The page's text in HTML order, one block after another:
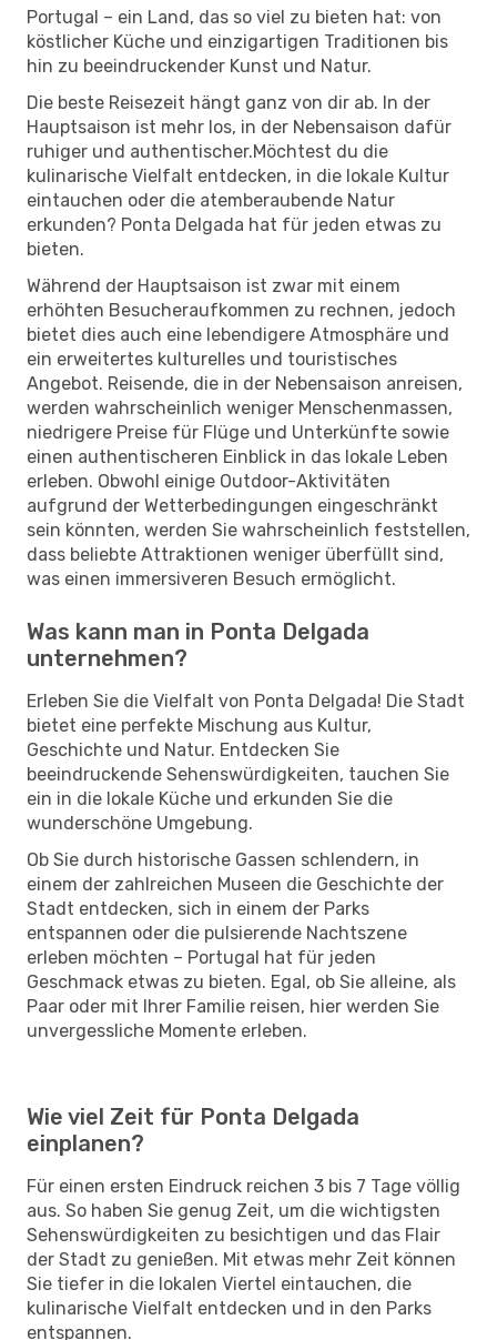
Portugal – ein Land, das so viel zu bieten hat: von
köstlicher Küche und einzigartigen Traditionen bis
hin zu beeindruckender Kunst und Natur.
Die beste Reisezeit hängt ganz von dir ab. In der
Hauptsaison ist mehr los, in der Nebensaison dafür
ruhiger und authentischer.Möchtest du die
kulinarische Vielfalt entdecken, in die lokale Kultur
eintauchen oder die atemberaubende Natur
erkunden? Ponta Delgada hat für jeden etwas zu
bieten.
Während der Hauptsaison ist zwar mit einem
erhöhten Besucheraufkommen zu rechnen, jedoch
bietet dies auch eine lebendigere Atmosphäre und
ein erweitertes kulturelles und touristisches
Angebot. Reisende, die in der Nebensaison anreisen,
werden wahrscheinlich weniger Menschenmassen,
niedrigere Preise für Flüge und Unterkünfte sowie
einen authentischeren Einblick in das lokale Leben
erleben. Obwohl einige Outdoor-Aktivitäten
aufgrund der Wetterbedingungen eingeschränkt
sein könnten, werden Sie wahrscheinlich feststellen,
dass beliebte Attraktionen weniger überfüllt sind,
was einen immersiveren Besuch ermöglicht.
Was kann man in Ponta Delgada
unternehmen?
Erleben Sie die Vielfalt von Ponta Delgada! Die Stadt
bietet eine perfekte Mischung aus Kultur,
Geschichte und Natur. Entdecken Sie
beeindruckende Sehenswürdigkeiten, tauchen Sie
ein in die lokale Küche und erkunden Sie die
wunderschöne Umgebung.
Ob Sie durch historische Gassen schlendern, in
einem der zahlreichen Museen die Geschichte der
Stadt entdecken, sich in einem der Parks
entspannen oder die pulsierende Nachtszene
erleben möchten – Portugal hat für jeden
Geschmack etwas zu bieten. Egal, ob Sie alleine, als
Paar oder mit Ihrer Familie reisen, hier werden Sie
unvergessliche Momente erleben.
Wie viel Zeit für Ponta Delgada
einplanen?
Für einen ersten Eindruck reichen 3 bis 7 Tage völlig
aus. So haben Sie genug Zeit, um die wichtigsten
Sehenswürdigkeiten zu besichtigen und das Flair
der Stadt zu genießen. Mit etwas mehr Zeit können
Sie tiefer in die lokalen Viertel eintauchen, die
kulinarische Vielfalt entdecken und in den Parks
entspannen.